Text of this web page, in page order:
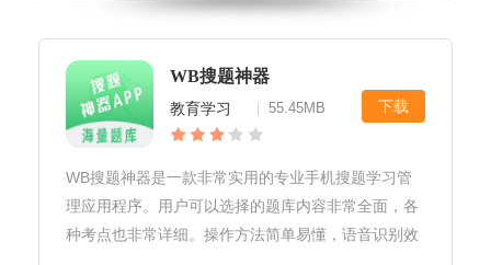
学题目，涵盖了大学数学的各个知识点，包括微积
分、线性代数、概率论等方面。2
WB搜题神器
教育学习 55.45MB 下载
WB搜题神器是一款非常实用的专业手机搜题学习管
理应用程序。用户可以选择的题库内容非常全面，各
种考点也非常详细。操作方法简单易懂，语音识别效